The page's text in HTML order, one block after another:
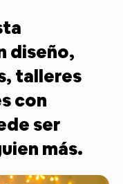
diseño,
talleres
con
ser
más.